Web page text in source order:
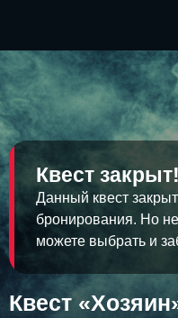
Квест закрыт!
Данный квест
бронирования. Но
можете выбрать и
Квест